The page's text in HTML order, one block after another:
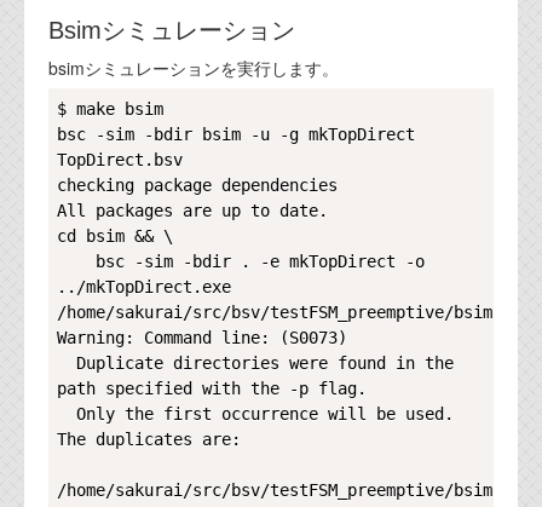
実績
ブログ
機能安全ブログ
設計ブログ
テクノロジ
外部投稿記事
Bsimシミュレーション
bsimシミュレーションを実行します。
$ make bsim
bsc -sim -bdir bsim -u -g mkTopDirect
TopDirect.bsv
checking package dependencies
All packages are up to date.
cd bsim && \
../mkTopDirect.exe
/home/sakurai/src/bsv/testFSM_preemptive/bsim
Warning: Command line: (S0073)
path specified with the -p flag.
The duplicates are:
/home/sakurai/src/bsv/testFSM_preemptive/bsim